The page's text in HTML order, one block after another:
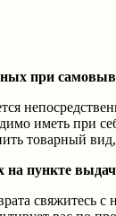
при
иметь при
товарный
на пункте
свяжитесь